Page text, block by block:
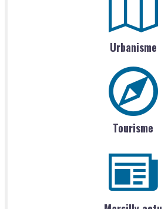
Urbanisme
Tourisme